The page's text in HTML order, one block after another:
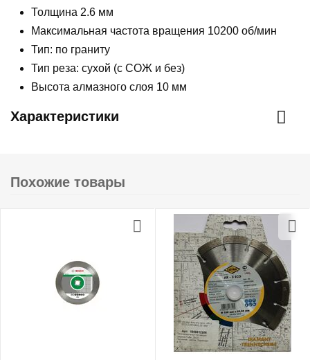
Толщина 2.6 мм
Максимальная частота вращения 10200 об/мин
Тип: по граниту
Тип реза: сухой (с СОЖ и без)
Высота алмазного слоя 10 мм
Характеристики
Похожие товары